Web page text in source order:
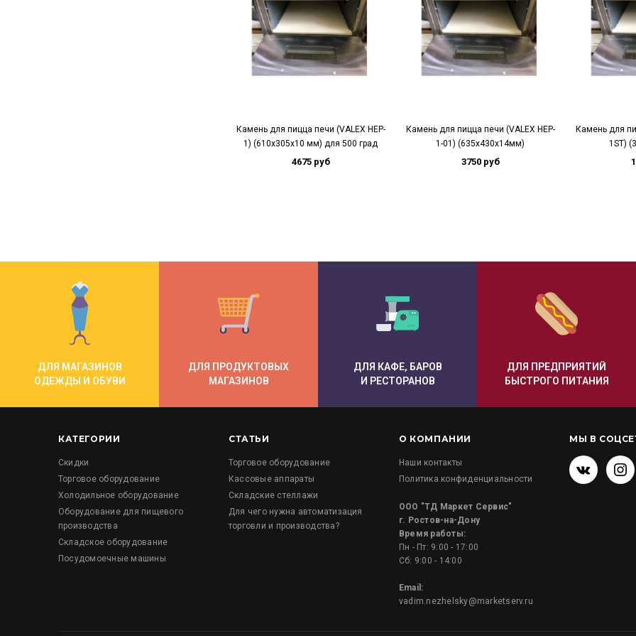
Камень для пицца печи (VALEX HEP-
1) (610х305х10 мм) для 500 град
4675 руб
Камень для пицца печи (VALEX HEP-
1-01) (635х430х14мм)
3750 руб
Камень для
1ST)
ДЛЯ МАГАЗИНОВ
ОДЕЖДЫ И ОБУВИ
ДЛЯ ПРОДУКТОВЫХ
МАГАЗИНОВ
ДЛЯ КАФЕ, БАРОВ
И РЕСТОРАНОВ
ДЛЯ ПРЕДПРИЯТИЙ
БЫСТРОГО ПИТАНИЯ
КАТЕГОРИИ
Скидки
Торговое оборудование
Холодильное оборудование
Оборудование для пищевого
производства
Складское оборудование
Посудомоечные машины
СТАТЬИ
Торговое оборудование
Кассовые аппараты
Складские стеллажи
Для чего нужна автоматизация
торговли и производства?
О КОМПАНИИ
Наши контакты
Политика конфиденциальности
ООО "ТД Маркет Сервис"
г. Ростов-на-Дону
Время работы:
Пн - Пт: 9:00 - 17:00
Сб: 9:00 - 14:00
Email:
vadim.nezhelsky@marketserv.ru
МЫ В